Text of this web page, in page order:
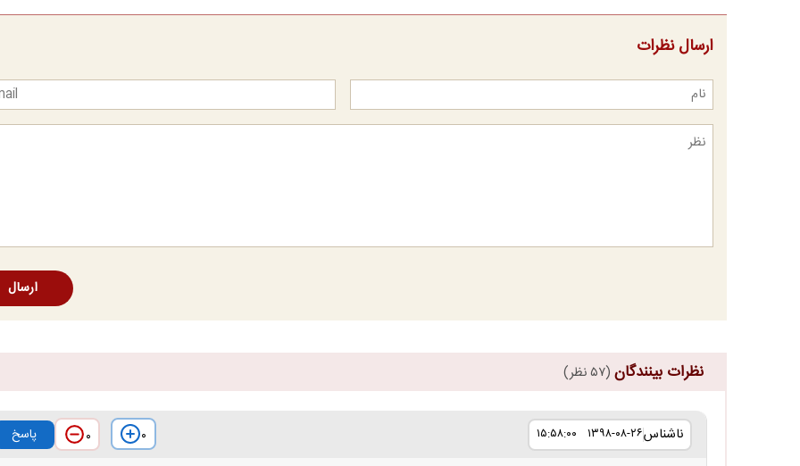
ارسال نظرات
ارسال
نظرات بینندگان (۵۷ نظر)
ناشناس۱۳۹۸-۰۸-۲۶ ۱۵:۵۸:۰۰ ۰ ۰ پاسخ